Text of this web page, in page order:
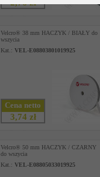
2,76 zł
Velcro® 38 mm HACZYK / BIAŁY do
wszycia
Kat.: VEL-E08803801019925
Cena netto
3,74 zł
Velcro® 50 mm HACZYK / CZARNY
do wszycia
Kat.: VEL-E08805033019925